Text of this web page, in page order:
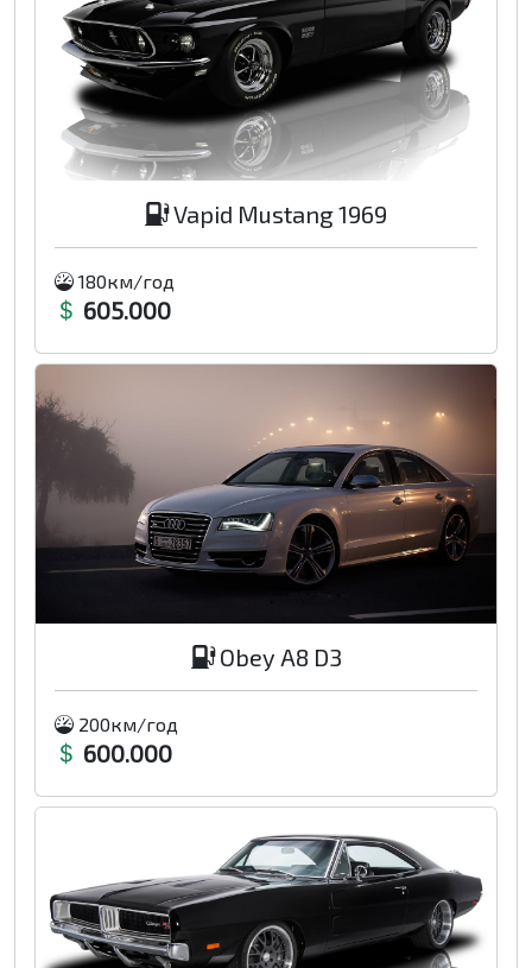
Vapid Mustang 1969
180км/год
605.000
Obey A8 D3
200км/год
600.000